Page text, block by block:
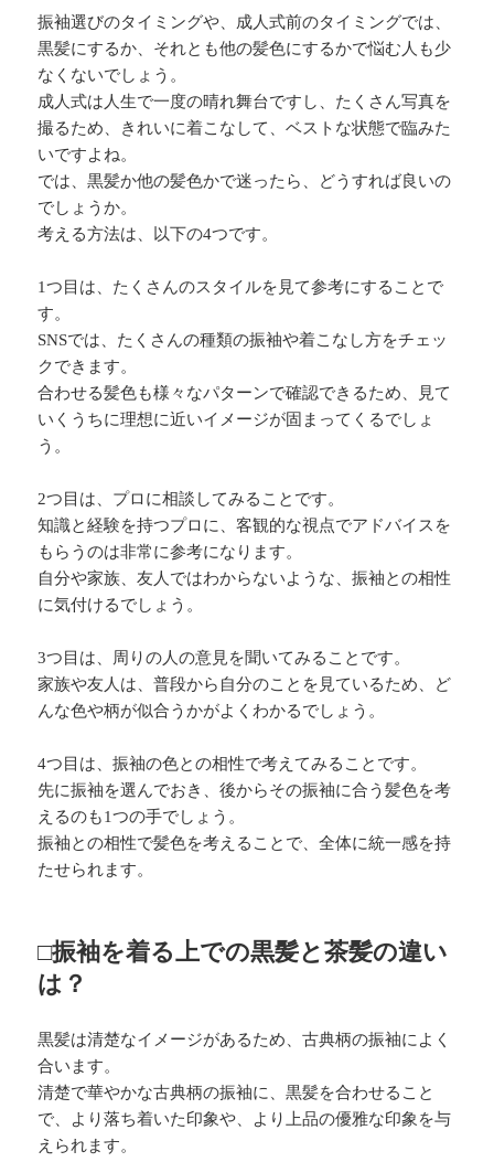
振袖選びのタイミングや、成人式前のタイミングでは、
黒髪にするか、それとも他の髪色にするかで悩む人も少
なくないでしょう。
成人式は人生で一度の晴れ舞台ですし、たくさん写真を
撮るため、きれいに着こなして、ベストな状態で臨みた
いですよね。
では、黒髪か他の髪色かで迷ったら、どうすれば良いの
でしょうか。
考える方法は、以下の4つです。
1つ目は、たくさんのスタイルを見て参考にすることで
す。
SNSでは、たくさんの種類の振袖や着こなし方をチェッ
クできます。
合わせる髪色も様々なパターンで確認できるため、見て
いくうちに理想に近いイメージが固まってくるでしょ
う。
2つ目は、プロに相談してみることです。
知識と経験を持つプロに、客観的な視点でアドバイスを
もらうのは非常に参考になります。
自分や家族、友人ではわからないような、振袖との相性
に気付けるでしょう。
3つ目は、周りの人の意見を聞いてみることです。
家族や友人は、普段から自分のことを見ているため、ど
んな色や柄が似合うかがよくわかるでしょう。
4つ目は、振袖の色との相性で考えてみることです。
先に振袖を選んでおき、後からその振袖に合う髪色を考
えるのも1つの手でしょう。
振袖との相性で髪色を考えることで、全体に統一感を持
たせられます。
□振袖を着る上での黒髪と茶髪の違い
は？
黒髪は清楚なイメージがあるため、古典柄の振袖によく
合います。
清楚で華やかな古典柄の振袖に、黒髪を合わせること
で、より落ち着いた印象や、より上品の優雅な印象を与
えられます。